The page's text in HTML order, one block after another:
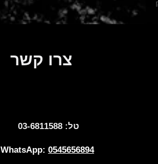
צרו קשר
03-6811588 :טל
WhatsApp: 0545656894